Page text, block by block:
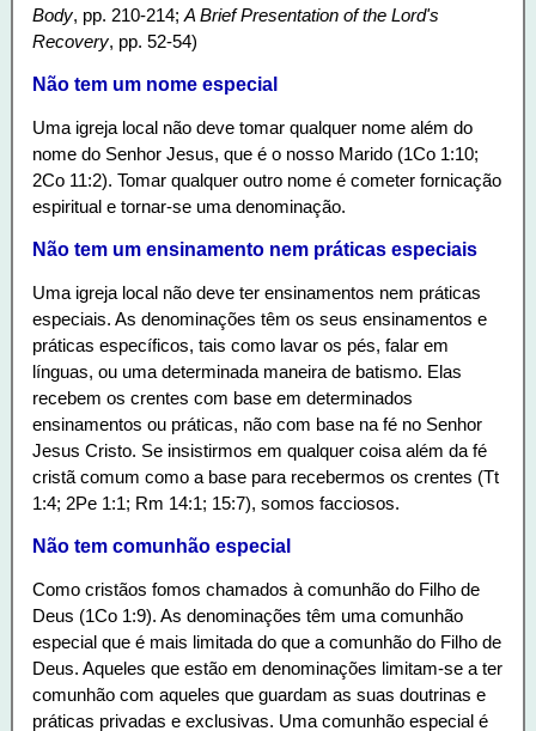
Body, pp. 210-214; A Brief Presentation of the Lord's
Recovery, pp. 52-54)
Não tem um nome especial
Uma igreja local não deve tomar qualquer nome além do
nome do Senhor Jesus, que é o nosso Marido (1Co 1:10;
2Co 11:2). Tomar qualquer outro nome é cometer fornicação
espiritual e tornar-se uma denominação.
Não tem um ensinamento nem práticas especiais
Uma igreja local não deve ter ensinamentos nem práticas
especiais. As denominações têm os seus ensinamentos e
práticas específicos, tais como lavar os pés, falar em
línguas, ou uma determinada maneira de batismo. Elas
recebem os crentes com base em determinados
ensinamentos ou práticas, não com base na fé no Senhor
Jesus Cristo. Se insistirmos em qualquer coisa além da fé
cristã comum como a base para recebermos os crentes (Tt
1:4; 2Pe 1:1; Rm 14:1; 15:7), somos facciosos.
Não tem comunhão especial
Como cristãos fomos chamados à comunhão do Filho de
Deus (1Co 1:9). As denominações têm uma comunhão
especial que é mais limitada do que a comunhão do Filho de
Deus. Aqueles que estão em denominações limitam-se a ter
comunhão com aqueles que guardam as suas doutrinas e
práticas privadas e exclusivas. Uma comunhão especial é